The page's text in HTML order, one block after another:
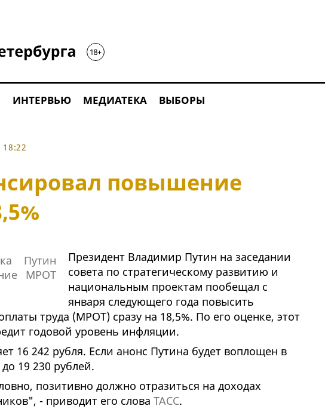
ИНТЕРВЬЮ МЕДИАТЕКА ВЫБОРЫ
повышение
Президент Владимир Путин на заседании
совета по стратегическому развитию и
национальным проектам пообещал с
января следующего года повысить
труда (МРОТ) сразу на 18,5%. По его оценке, этот
годовой уровень инфляции.
16 242 рубля. Если анонс Путина будет воплощен в
19 230 рублей.
позитивно должно отразиться на доходах
- приводит его слова ТАСС.